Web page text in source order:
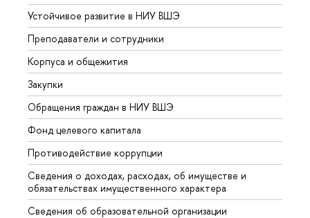
Устойчивое развитие в НИУ ВШЭ
Преподаватели и сотрудники
Корпуса и общежития
Закупки
Обращения граждан в НИУ ВШЭ
Фонд целевого капитала
Противодействие коррупции
Сведения о доходах, расходах, об имуществе и
обязательствах имущественного характера
Сведения об образовательной организации